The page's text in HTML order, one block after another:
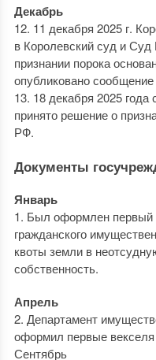
Декабрь
12. 11 декабря 2025 г.
в Королевский суд и
признании порока
опубликовано
13. 18 декабря 2025
принято решение о
РФ.
Документы
Январь
1. Был оформлен первый
гражданского
квоты земли в
собственность.
Апрель
2. Департамент
оформил первые
Сентябрь